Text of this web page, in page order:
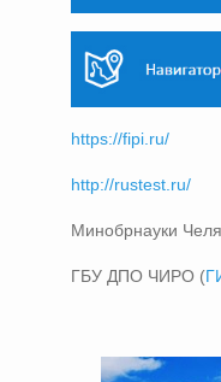
https://fipi.ru/
http://rustest.ru/
Минобрнауки
ГБУ ДПО ЧИРО (